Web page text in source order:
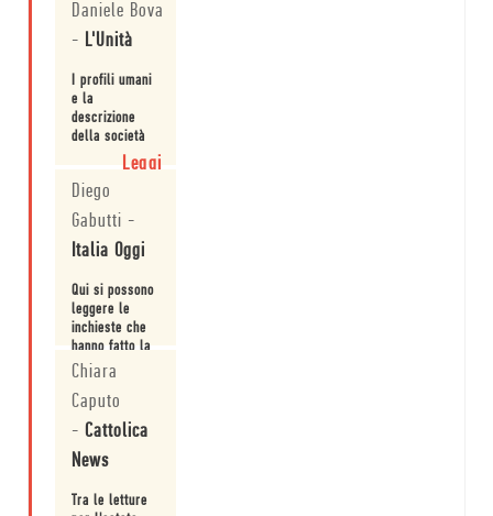
Daniele Bova
- L'Unità
I profili umani
e la
descrizione
della società
americana che
emergono in
questi racconti
così
eccezionali
sono una
testimonianza
dei
comportamenti,
la mentalità,
gli istinti e gli
impulsi rec...
Leggi
Diego
Gabutti -
Italia Oggi
Qui si possono
leggere le
inchieste che
hanno fatto la
storia degli
cinquant'anni.
Chiara
Caputo
- Cattolica
News
Tra le letture